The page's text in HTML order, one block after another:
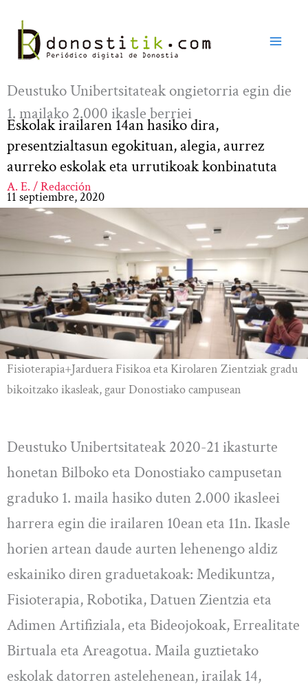
contenido
Deustuko Unibertsitateak ongietorria egin die
1. mailako 2.000 ikasle berriei
Eskolak irailaren 14an hasiko dira,
presentzialtasun egokituan, alegia, aurrez
aurreko eskolak eta urrutikoak konbinatuta
A. E. / Redacción
11 septiembre, 2020
Fisioterapia+Jarduera Fisikoa eta Kirolaren Zientziak gradu
bikoitzako ikasleak, gaur Donostiako campusean
Deustuko Unibertsitateak 2020-21 ikasturte
honetan Bilboko eta Donostiako campusetan
graduko 1. maila hasiko duten 2.000 ikasleei
harrera egin die irailaren 10ean eta 11n. Ikasle
horien artean daude aurten lehenengo aldiz
eskainiko diren graduetakoak: Medikuntza,
Fisioterapia, Robotika, Datuen Zientzia eta
Adimen Artifiziala, eta Bideojokoak, Errealitate
Birtuala eta Areagotua. Maila guztietako
eskolak datorren astelehenean, irailak 14,